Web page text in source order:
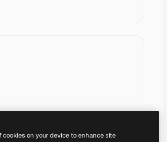
on your device to enhance site